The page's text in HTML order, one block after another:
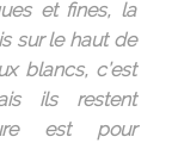
et fines, la
sur le haut de
blancs, c’est
ils restent
est pour